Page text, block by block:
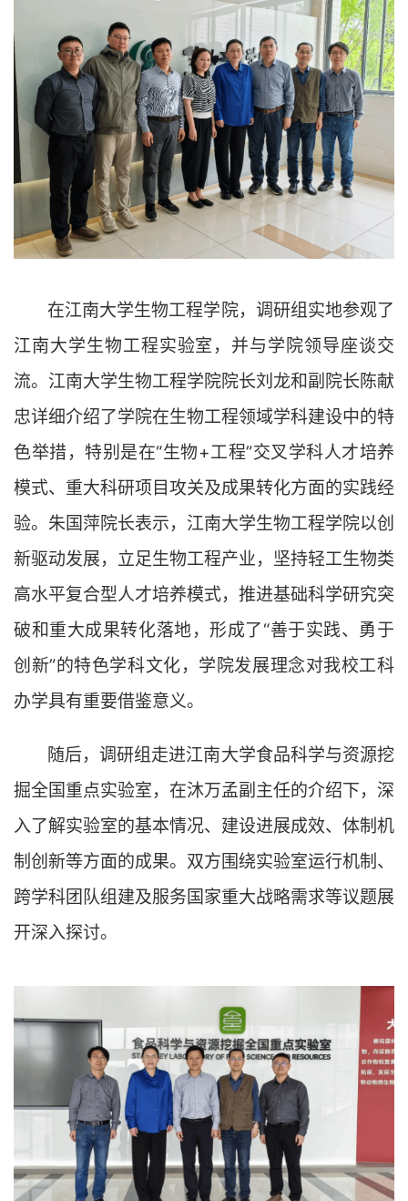
在江南大学生物工程学院，调研组实地参观了
江南大学生物工程实验室，并与学院领导座谈交
流。江南大学生物工程学院院长刘龙和副院长陈献
忠详细介绍了学院在生物工程领域学科建设中的特
色举措，特别是在“生物+工程”交叉学科人才培养
模式、重大科研项目攻关及成果转化方面的实践经
验。朱国萍院长表示，江南大学生物工程学院以创
新驱动发展，立足生物工程产业，坚持轻工生物类
高水平复合型人才培养模式，推进基础科学研究突
破和重大成果转化落地，形成了“善于实践、勇于
创新”的特色学科文化，学院发展理念对我校工科
办学具有重要借鉴意义。
随后，调研组走进江南大学食品科学与资源挖
掘全国重点实验室，在沐万孟副主任的介绍下，深
入了解实验室的基本情况、建设进展成效、体制机
制创新等方面的成果。双方围绕实验室运行机制、
跨学科团队组建及服务国家重大战略需求等议题展
开深入探讨。